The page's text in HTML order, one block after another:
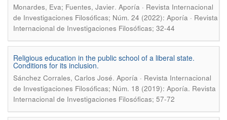
Monardes, Eva; Fuentes, Javier. Aporía · Revista Internacional
de Investigaciones Filosóficas; Núm. 24 (2022): Aporía · Revista
Internacional de Investigaciones Filosóficas; 32-44
Religious education in the public school of a liberal state.
Conditions for its inclusion.
Sánchez Corrales, Carlos José. Aporía · Revista Internacional
de Investigaciones Filosóficas; Núm. 18 (2019): Aporía. Revista
Internacional de Investigaciones Filosóficas; 57-72